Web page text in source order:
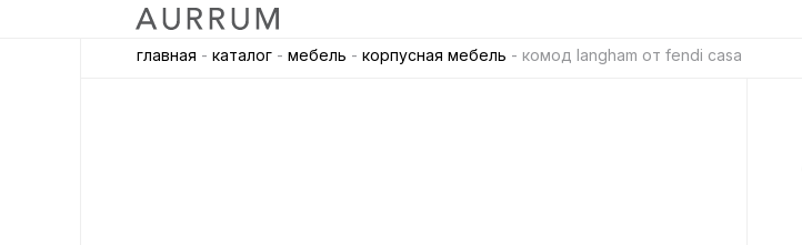
главная - каталог - мебель - корпусная мебель - комод langham от fendi casa